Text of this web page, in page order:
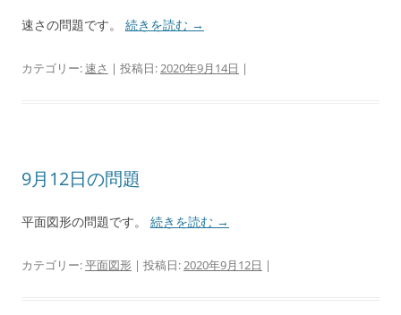
速さの問題です。 続きを読む →
カテゴリー:速さ | 投稿日:2020年9月14日 |
9月12日の問題
平面図形の問題です。 続きを読む →
カテゴリー:平面図形 | 投稿日:2020年9月12日 |